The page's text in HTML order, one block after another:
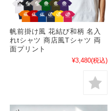
帆前掛け風 花結び和柄 名入
れtシャツ 商店風Tシャツ 両
面プリント
¥3,480(税込)